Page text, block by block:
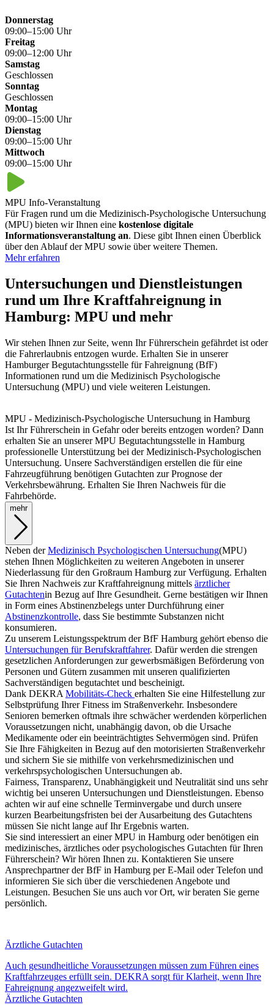
Donnerstag
09:00–15:00 Uhr
Freitag
09:00–12:00 Uhr
Samstag
Geschlossen
Sonntag
Geschlossen
Montag
09:00–15:00 Uhr
Dienstag
09:00–15:00 Uhr
Mittwoch
09:00–15:00 Uhr
MPU Info-Veranstaltung
Für Fragen rund um die Medizinisch-Psychologische Untersuchung
(MPU) bieten wir Ihnen eine kostenlose digitale
Informationsveranstaltung an. Diese gibt Ihnen einen Überblick
über den Ablauf der MPU sowie über weitere Themen.
Mehr erfahren
Untersuchungen und Dienstleistungen
rund um Ihre Kraftfahreignung in
Hamburg: MPU und mehr
Wir stehen Ihnen zur Seite, wenn Ihr Führerschein gefährdet ist oder
die Fahrerlaubnis entzogen wurde. Erhalten Sie in unserer
Hamburger Begutachtungsstelle für Fahreignung (BfF)
Informationen rund um die Medizinisch Psychologische
Untersuchung (MPU) und viele weiteren Leistungen.
MPU - Medizinisch-Psychologische Untersuchung in Hamburg
Ist Ihr Führerschein in Gefahr oder bereits entzogen worden? Dann
erhalten Sie an unserer MPU Begutachtungsstelle in Hamburg
professionelle Unterstützung bei der Medizinisch-Psychologischen
Untersuchung. Unsere Sachverständigen erstellen die für eine
Fahrzeugführung benötigen Gutachten zur Prognose der
Verkehrsbewährung. Erhalten Sie Ihren Nachweis für die
Fahrbehörde.
mehr
Neben derMedizinisch Psychologischen Untersuchung(MPU)
stehen Ihnen Möglichkeiten zu weiteren Angeboten in unserer
Niederlassung für den Großraum Hamburg zur Verfügung. Erhalten
Sie Ihren Nachweis zur Kraftfahreignung mittels ärztlicher
Gutachtenin Bezug auf Ihre Gesundheit. Gerne bestätigen wir Ihnen
in Form eines Abstinenzbelegs unter Durchführung einer
Abstinenzkontrolle, dass Sie bestimmte Substanzen nicht
konsumieren.
Zu unserem Leistungsspektrum der BfF Hamburg gehört ebenso die
Untersuchungen für Berufskraftfahrer. Dafür werden die strengen
gesetzlichen Anforderungen zur gewerbsmäßigen Beförderung von
Personen und Gütern zusammen mit unseren qualifizierten
Sachverständigen begutachtet und bescheinigt.
Dank DEKRA Mobilitäts-Check erhalten Sie eine Hilfestellung zur
Selbstprüfung Ihrer Fitness im Straßenverkehr. Insbesondere
Senioren bemerken oftmals ihre schwächer werdenden körperlichen
Voraussetzungen nicht, unabhängig davon, ob die Ursache
Medikamente oder ein beeinträchtigtes Sehvermögen sind. Prüfen
Sie Ihre Fähigkeiten in Bezug auf den motorisierten Straßenverkehr
und sichern Sie sie mithilfe von verkehrsmedizinischen und
verkehrspsychologischen Untersuchungen ab.
Fairness, Transparenz, Unabhängigkeit und Neutralität sind uns sehr
wichtig bei unseren Untersuchungen und Dienstleistungen. Ebenso
achten wir auf eine schnelle Terminvergabe und durch unsere
kurzen Bearbeitungsfristen bei der Ausarbeitung des Gutachtens
müssen Sie nicht lange auf Ihr Ergebnis warten.
Sie sind interessiert an einer MPU in Hamburg oder benötigen ein
medizinisches, ärztliches oder psychologisches Gutachten für Ihren
Führerschein? Wir hören Ihnen zu. Kontaktieren Sie unsere
Ansprechpartner der BfF in Hamburg per E-Mail oder Telefon und
informieren Sie sich über die verschiedenen Angebote und
Leistungen. Besuchen Sie uns auch vor Ort, wir beraten Sie gerne
persönlich.
Ärztliche Gutachten
Auch gesundheitliche Voraussetzungen müssen zum Führen eines
Kraftfahrzeuges erfüllt sein. DEKRA sorgt für Klarheit, wenn Ihre
Fahreignung angezweifelt wird.
Ärztliche Gutachten